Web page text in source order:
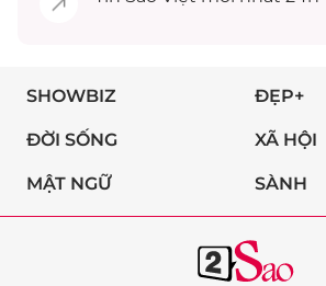
SHOWBIZ ĐẸP+
ĐỜI SỐNG XÃ HỘI
MẬT NGỮ SÀNH